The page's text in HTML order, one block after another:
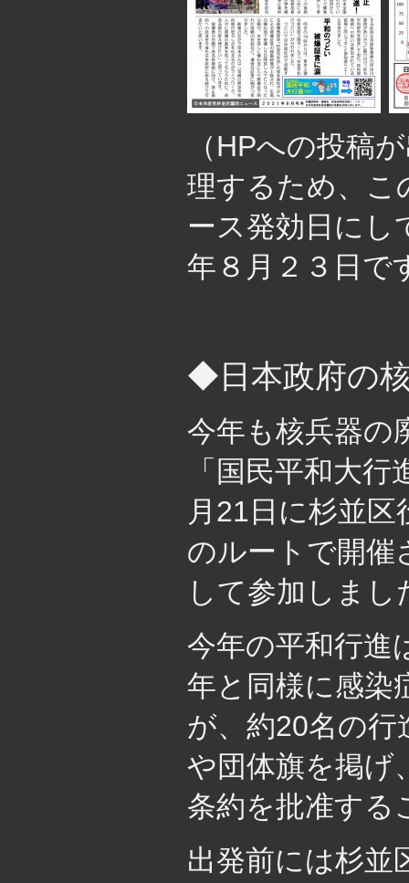
（HPへの投稿
理するため、こ
ース発効日にし
年８月２３日で
◆日本政府の
今年も核兵器の
「国民平和大
月21日に杉並
のルートで開催
して参加しまし
今年の平和行進
年と同様に感染
が、約20名の行
や団体旗を掲げ
条約を批准する
出発前には杉並